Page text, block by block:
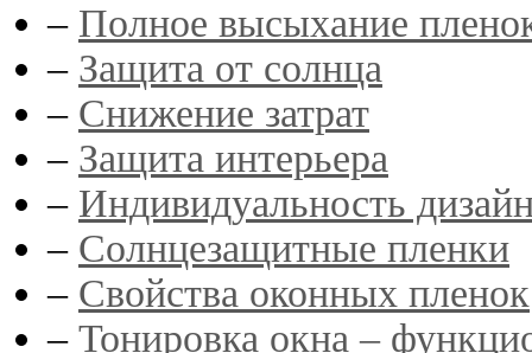
– Полное высыхание
– Защита от солнца
– Снижение затрат
– Защита интерьера
– Индивидуальность
– Солнцезащитные пленки
– Свойства оконных пленок
– Тонировка окна –